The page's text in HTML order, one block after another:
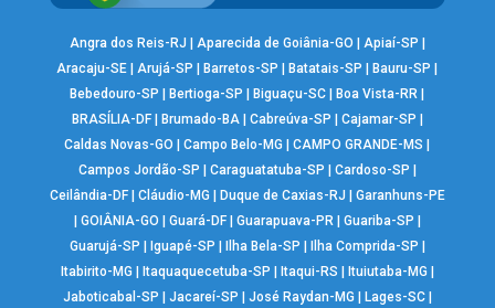
Angra dos Reis-RJ Aparecida de Goiânia-GO Apiaí-SP
Aracaju-SE |Arujá-SP Barretos-SP Batatais-SP Bauru-SP
Bebedouro-SP
Bertioga-SP Biguaçu-SC Boa Vista-RR
BRASÍLIA-DF| Brumado-BA| Cabreúva-SP Cajamar-SP
Caldas Novas-GO
|Campo Belo-MG |CAMPO GRANDE-MS
Campos Jordão-SP
Caraguatatuba-SP Cardoso-SP
Ceilândia-DF| Cláudio-MG Duque de Caxias-RJ
Garanhuns-PE
GOIÂNIA-GO Guará-DF| Guarapuava-PR| Guariba-SP
Guarujá-SP
Iguapé-SP Ilha Bela-SP Ilha Comprida-SP
Itabirito-MG
Itaquaquecetuba-SP Itaqui-RS Ituiutaba-MG
Jaboticabal-SP
Jacareí-SP José Raydan-MG Lages-SC|